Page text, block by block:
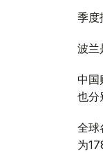
季度
波兰
中国
也分
全球
为